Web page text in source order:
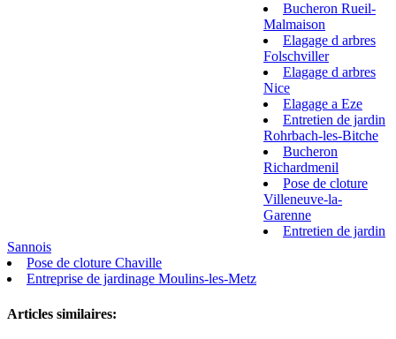
Bucheron Rueil-
Malmaison
Elagage d arbres
Folschviller
Elagage d arbres
Nice
Elagage a Eze
Entretien de jardin
Rohrbach-les-Bitche
Bucheron
Richardmenil
Pose de cloture
Villeneuve-la-
Garenne
Entretien de jardin
Sannois
Pose de cloture Chaville
Entreprise de jardinage Moulins-les-Metz
Articles similaires: